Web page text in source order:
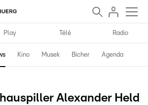
Play Télé Radio
Kino Musek Bicher Agenda
Alexander Held